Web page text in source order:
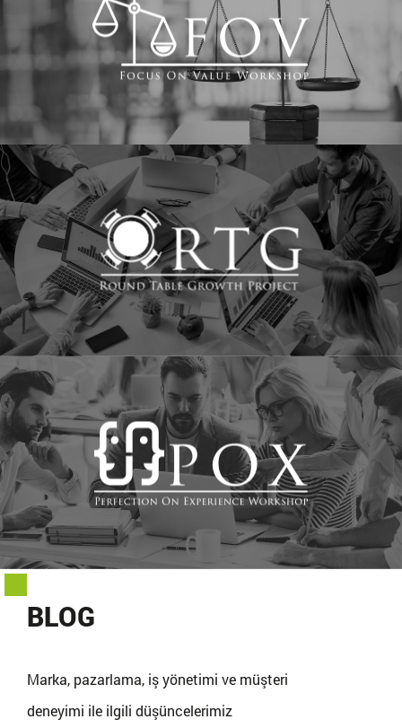
BLOG
Marka, pazarlama, iş yönetimi ve müşteri
deneyimi ile ilgili düşüncelerimiz